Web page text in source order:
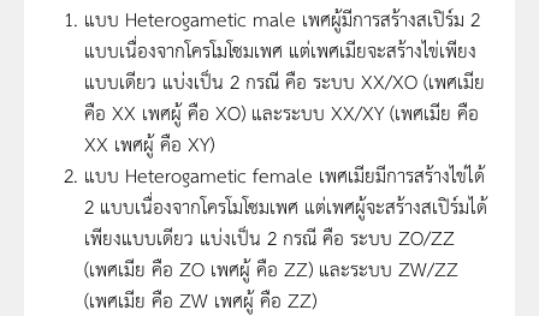
แบบ Heterogametic male เพศผู้มีการสร้างสเปิร์ม 2
แบบเนื่องจากโครโมโซมเพศ แต่เพศเมียจะสร้างไข่เพียง
แบบเดียว แบ่งเป็น 2 กรณี คือ ระบบ XX/XO (เพศเมีย
คือ XX เพศผู้ คือ XO) และระบบ XX/XY (เพศเมีย คือ
XX เพศผู้ คือ XY)
แบบ Heterogametic female เพศเมียมีการสร้างไข่ได้
2 แบบเนื่องจากโครโมโซมเพศ แต่เพศผู้จะสร้างสเปิร์มได้
เพียงแบบเดียว แบ่งเป็น 2 กรณี คือ ระบบ ZO/ZZ
(เพศเมีย คือ ZO เพศผู้ คือ ZZ) และระบบ ZW/ZZ
(เพศเมีย คือ ZW เพศผู้ คือ ZZ)